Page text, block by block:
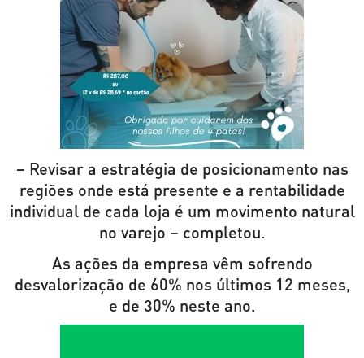
– Revisar a estratégia de posicionamento nas
regiões onde está presente e a rentabilidade
individual de cada loja é um movimento natural
no varejo – completou.
As ações da empresa vêm sofrendo
desvalorização de 60% nos últimos 12 meses,
e de 30% neste ano.